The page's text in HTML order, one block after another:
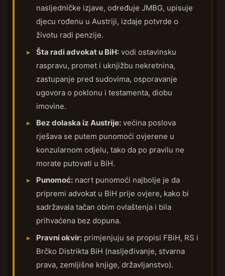
nasljedničke izjave, određuje JMBG, upisuje
djecu rođenu u Austriji, izdaje potvrde o
životu radi penzije.
Šta radi advokat u BiH: vodi ostavinsku
raspravu, promet i uknjižbu nekretnina,
zastupanje pred sudovima, osporavanje
ugovora o poklonu i testamenta, diobu
imovine.
Bez dolaska iz Austrije: većina poslova
rješava se putem punomoći ovjerene u
konzularnom odjelu, tako da po pravilu ne
morate putovati u BiH.
Punomoć: nacrt punomoći najbolje je da
pripremi advokat u BiH prije ovjere, kako bi
sadržavala tačan obim ovlaštenja i bila
prihvaćena bez dopuna.
Pravni okvir: primjenjuju se propisi FBiH, RS i
Brčko Distrikta BiH (nasljeđivanje, stvarna
prava, zemljišne knjige, državljanstvo).